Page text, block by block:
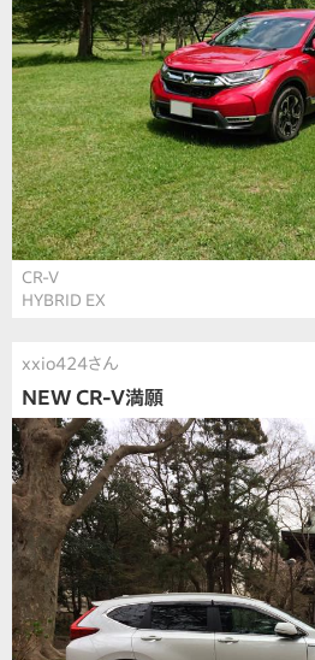
CR-V
HYBRID EX
xxio424さん
NEW CR-V満願